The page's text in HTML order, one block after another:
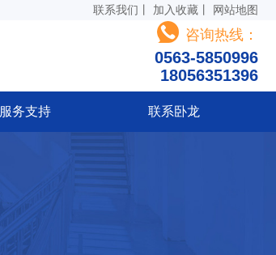
联系我们 加入收藏 网站地图
咨询热线：
0563-5850996
18056351396
服务支持 联系卧龙